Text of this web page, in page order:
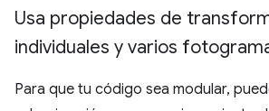
Usa propiedades de
individuales y varios
Para que tu código sea modular,